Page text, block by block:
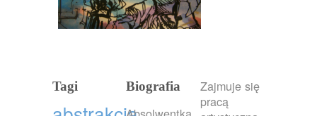
Tagi Biografia
Zajmuje się
pracą